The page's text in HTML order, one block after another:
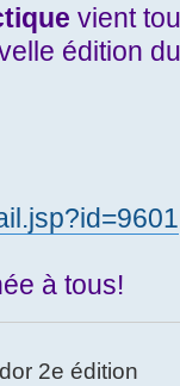
vient
édition
à tous!
2e édition